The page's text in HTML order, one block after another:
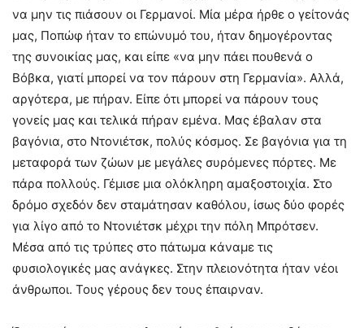
να μην τις πιάσουν οι Γερμανοί. Μία μέρα ήρθε ο γείτονάς
μας, Ποπώφ ήταν το επώνυμό του, ήταν δημογέροντας
της συνοικίας μας, και είπε «να μην πάει πουθενά ο
Βόβκα, γιατί μπορεί να τον πάρουν στη Γερμανία». Αλλά,
αργότερα, με πήραν. Είπε ότι μπορεί να πάρουν τους
γονείς μας και τελικά πήραν εμένα. Μας έβαλαν στα
βαγόνια, στο Ντονιέτσκ, πολύς κόσμος. Σε βαγόνια για τη
μεταφορά των ζώων με μεγάλες συρόμενες πόρτες. Με
πάρα πολλούς. Γέμισε μια ολόκληρη αμαξοστοιχία. Στο
δρόμο σχεδόν δεν σταμάτησαν καθόλου, ίσως δύο φορές
για λίγο από το Ντονιέτσκ μέχρι την πόλη Μπρότσεν.
Μέσα από τις τρύπες στο πάτωμα κάναμε τις
φυσιολογικές μας ανάγκες. Στην πλειονότητα ήταν νέοι
άνθρωποι. Τους γέρους δεν τους έπαιρναν.